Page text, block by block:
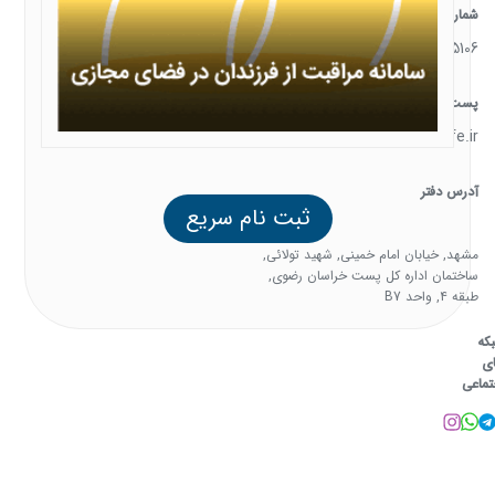
ثبت نام سریع
شماره تماس
05138385106
پست الکترونیک
support@familysafe.ir
آدرس دفتر
مشهد, خیابان امام خمینی, شهید تولائی,
ساختمان اداره کل پست خراسان رضوی,
طبقه 4, واحد B7